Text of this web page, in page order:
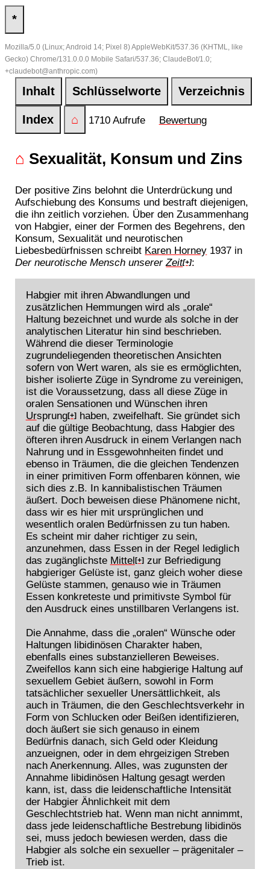
*
Mozilla/5.0 (Linux; Android 14; Pixel 8) AppleWebKit/537.36 (KHTML, like
Gecko) Chrome/131.0.0.0 Mobile Safari/537.36; ClaudeBot/1.0;
+claudebot@anthropic.com)
Inhalt Schlüsselworte Verzeichnis
Index ⌂ 1710 Aufrufe Bewertung
⌂ Sexualität, Konsum und Zins
Der positive Zins belohnt die Unterdrückung und
Aufschiebung des Konsums und bestraft diejenigen,
die ihn zeitlich vorziehen. Über den Zusammenhang
von Habgier, einer der Formen des Begehrens, den
Konsum, Sexualität und neurotischen
Liebesbedürfnissen schreibt Karen Horney 1937 in
Der neurotische Mensch unsererZeit[+]:
Habgier mit ihren Abwandlungen und
zusätzlichen Hemmungen wird als „orale“
Haltung bezeichnet und wurde als solche in der
analytischen Literatur hin sind beschrieben.
Während die dieser Terminologie
zugrundeliegenden theoretischen Ansichten
sofern von Wert waren, als sie es ermöglichten,
bisher isolierte Züge in Syndrome zu vereinigen,
ist die Voraussetzung, dass all diese Züge in
oralen Sensationen und Wünschen ihren
Ursprung[+]haben, zweifelhaft. Sie gründet sich
auf die gültige Beobachtung, dass Habgier des
öfteren ihren Ausdruck in einem Verlangen nach
Nahrung und in Essgewohnheiten findet und
ebenso in Träumen, die die gleichen Tendenzen
in einer primitiven Form offenbaren können, wie
sich dies z.B. In kannibalistischen Träumen
äußert. Doch beweisen diese Phänomene nicht,
dass wir es hier mit ursprünglichen und
wesentlich oralen Bedürfnissen zu tun haben.
Es scheint mir daher richtiger zu sein,
anzunehmen, dass Essen in der Regel lediglich
das zugänglichste Mittel [+]zur Befriedigung
habgieriger Gelüste ist, ganz gleich woher diese
Gelüste stammen, genauso wie in Träumen
Essen konkreteste und primitivste Symbol für
den Ausdruck eines unstillbaren Verlangens ist.
Die Annahme, dass die „oralen“ Wünsche oder
Haltungen libidinösen Charakter haben,
ebenfalls eines substanzielleren Beweises.
Zweifellos kann sich eine habgierige Haltung auf
sexuellem Gebiet äußern, sowohl in Form
tatsächlicher sexueller Unersättlichkeit, als
auch in Träumen, die den Geschlechtsverkehr in
Form von Schlucken oder Beißen identifizieren,
doch äußert sie sich genauso in einem
Bedürfnis danach, sich Geld oder Kleidung
anzueignen, oder in dem ehrgeizigen Streben
nach Anerkennung. Alles, was zugunsten der
Annahme libidinösen Haltung gesagt werden
kann, ist, dass die leidenschaftliche Intensität
der Habgier Ähnlichkeit mit dem
Geschlechtstrieb hat. Wenn man nicht annimmt,
dass jede leidenschaftliche Bestrebung libidinös
sei, muss jedoch bewiesen werden, dass die
Habgier als solche ein sexueller – prägenitaler –
Trieb ist.